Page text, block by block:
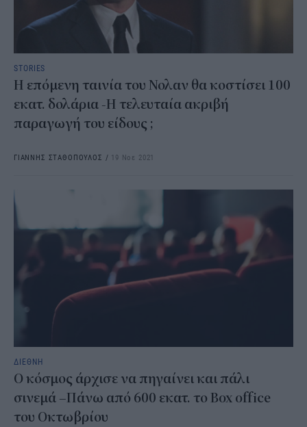
STORIES
Η επόμενη ταινία του Νολαν θα κοστίσει 100
εκατ. δολάρια -Η τελευταία ακριβή
παραγωγή του είδους ;
ΓΙΑΝΝΗΣ ΣΤΑΘΟΠΟΥΛΟΣ / 19 Νοε 2021
ΔΙΕΘΝΗ
Ο κόσμος άρχισε να πηγαίνει και πάλι
σινεμά –Πάνω από 600 εκατ. το Box office
του Οκτωβρίου